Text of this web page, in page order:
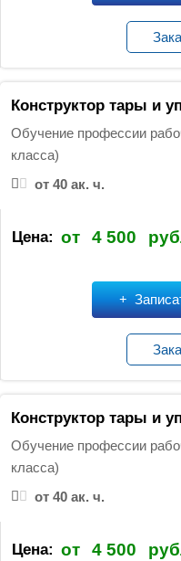
Конструктор тары и
Обучение профессии
класса)
от 40 ак. ч.
Цена: от 4 500
Конструктор тары и
Обучение профессии
класса)
от 40 ак. ч.
Цена: от 4 500